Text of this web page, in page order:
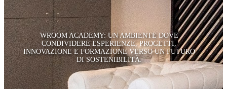
WROOM ACADEMY: UN AMBIENTE DOVE
CONDIVIDERE ESPERIENZE, PROGETTI,
INNOVAZIONE E FORMAZIONE VERSO UN FUTURO
DI SOSTENIBILITÀ.